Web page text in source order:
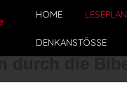
HOME LESEPLAN
DENKANSTÖSSE